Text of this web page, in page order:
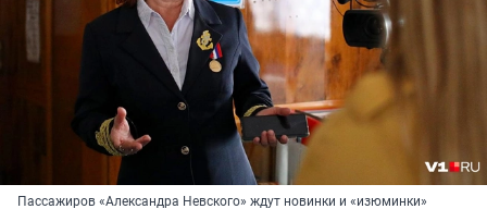
Пассажиров «Александра Невского» ждут новинки и «изюминки»